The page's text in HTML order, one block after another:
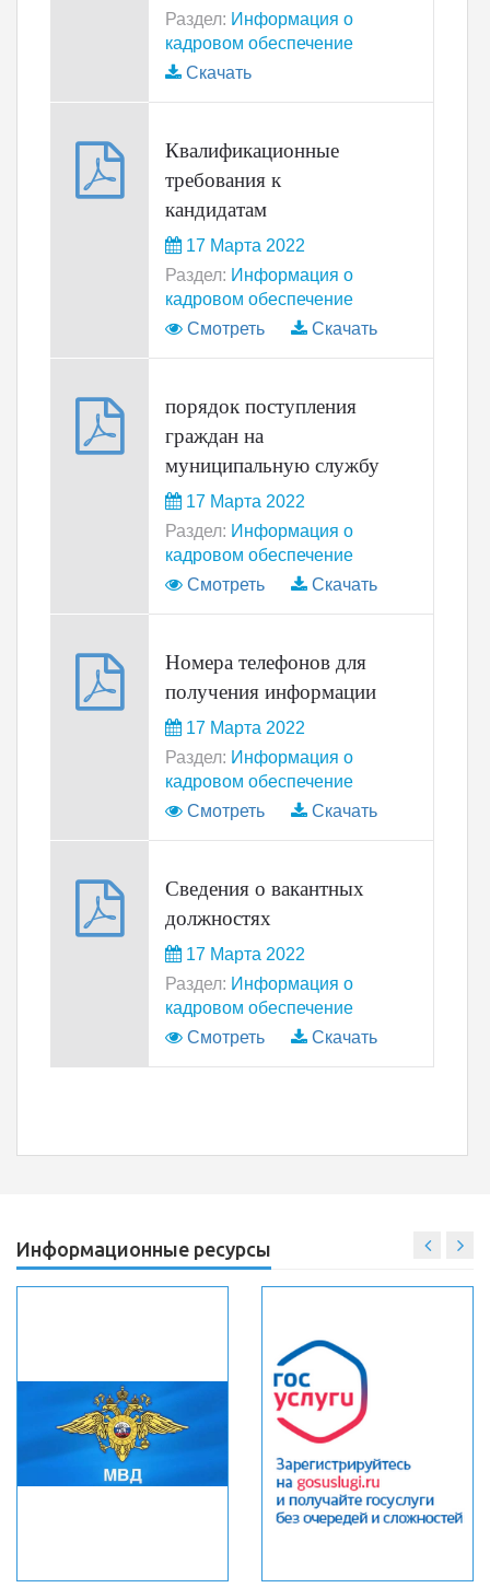
Раздел: Информация о
кадровом обеспечение
Скачать
Квалификационные
требования к
кандидатам
17 Марта 2022
Раздел: Информация о
кадровом обеспечение
Смотреть
Скачать
порядок поступления
граждан на
муниципальную службу
17 Марта 2022
Раздел: Информация о
кадровом обеспечение
Смотреть
Скачать
Номера телефонов для
получения информации
17 Марта 2022
Раздел: Информация о
кадровом обеспечение
Смотреть
Скачать
Сведения о вакантных
должностях
17 Марта 2022
Раздел: Информация о
кадровом обеспечение
Смотреть
Скачать
Информационные ресурсы